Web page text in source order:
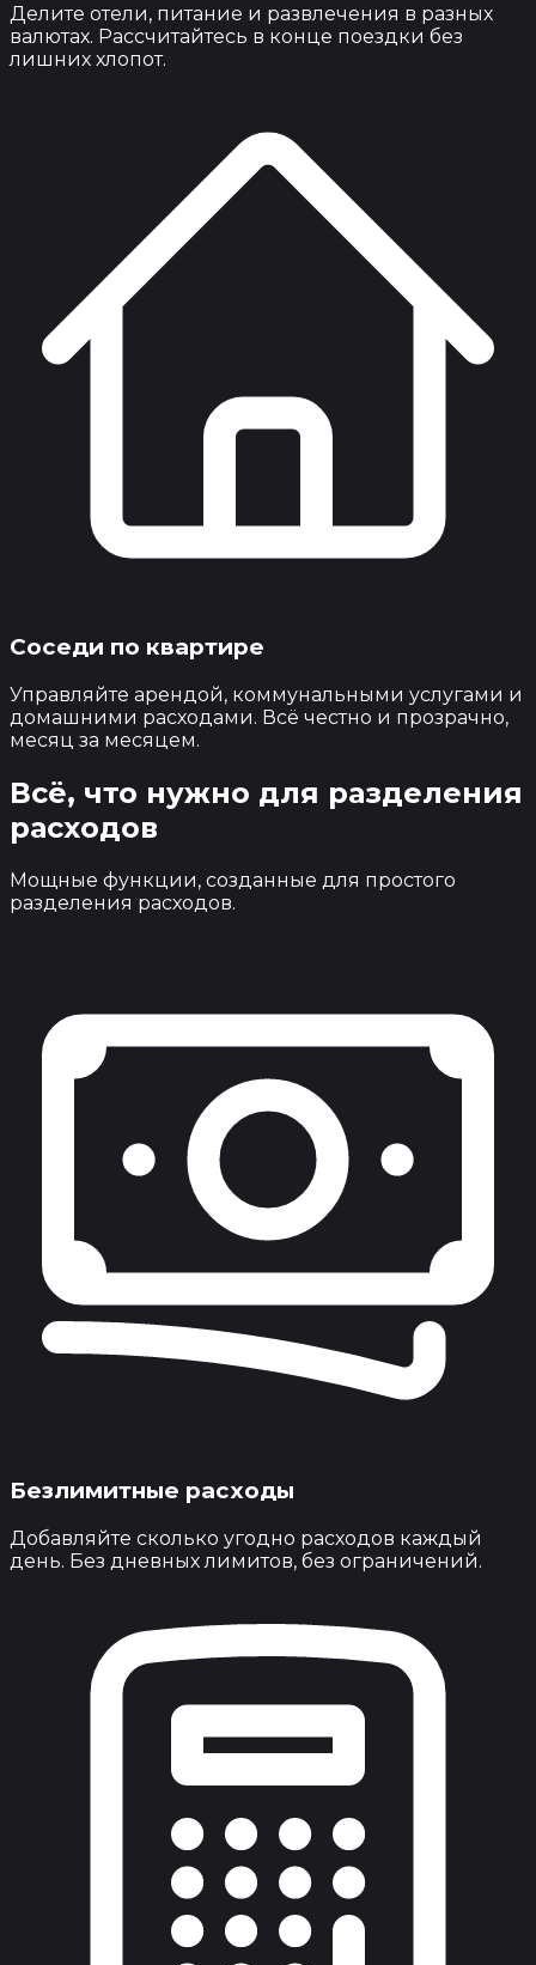
Делите отели, питание и развлечения в разных
валютах. Рассчитайтесь в конце поездки без
лишних хлопот.
Соседи по квартире
Управляйте арендой, коммунальными услугами и
домашними расходами. Всё честно и прозрачно,
месяц за месяцем.
Всё, что нужно для разделения
расходов
Мощные функции, созданные для простого
разделения расходов.
Безлимитные расходы
Добавляйте сколько угодно расходов каждый
день. Без дневных лимитов, без ограничений.